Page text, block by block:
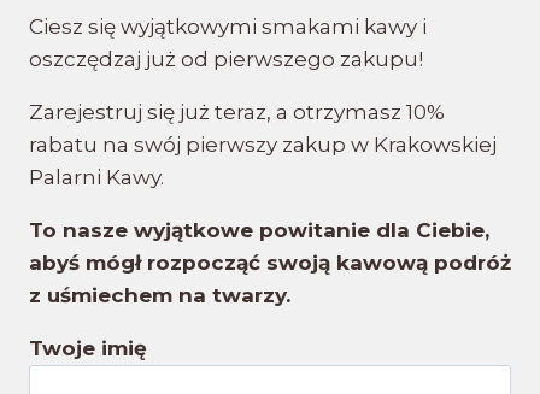
Ciesz się wyjątkowymi smakami kawy i
oszczędzaj już od pierwszego zakupu!
Zarejestruj się już teraz, a otrzymasz 10%
rabatu na swój pierwszy zakup w Krakowskiej
Palarni Kawy.
To nasze wyjątkowe powitanie dla Ciebie,
abyś mógł rozpocząć swoją kawową podróż
z uśmiechem na twarzy.
Twoje imię